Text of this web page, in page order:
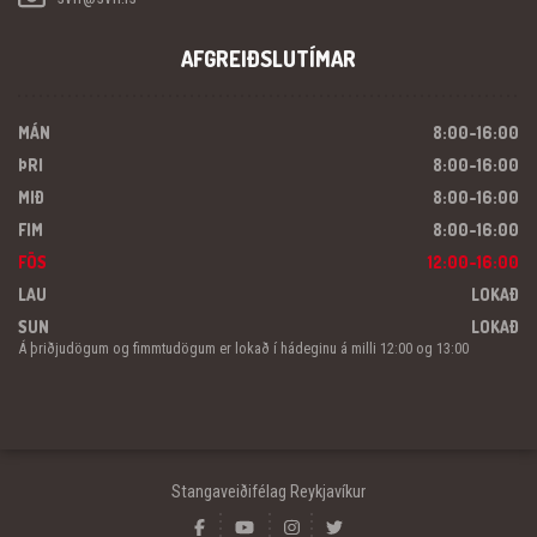
AFGREIÐSLUTÍMAR
MÁN
8:00-16:00
ÞRI
8:00-16:00
MIÐ
8:00-16:00
FIM
8:00-16:00
FÖS
12:00-16:00
LAU
LOKAÐ
SUN
LOKAÐ
Á þriðjudögum og fimmtudögum er lokað í hádeginu á milli 12:00 og 13:00
Stangaveiðifélag Reykjavíkur